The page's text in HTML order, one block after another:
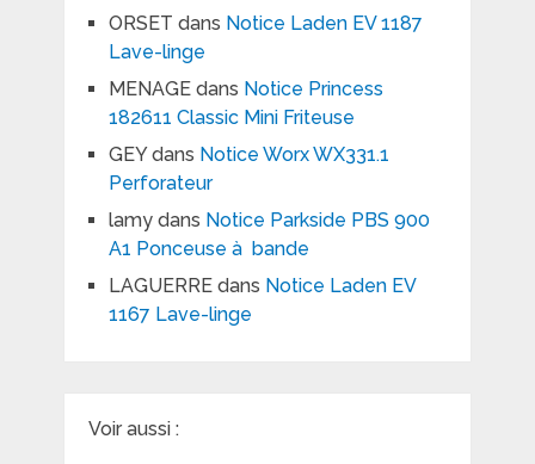
ORSET dans Notice Laden EV 1187
Lave-linge
MENAGEdans Notice Princess
182611 Classic Mini Friteuse
GEYdans Notice Worx WX331.1
Perforateur
lamydans Notice Parkside PBS 900
A1 Ponceuse à bande
LAGUERREdans Notice Laden EV
1167 Lave-linge
Voir aussi :